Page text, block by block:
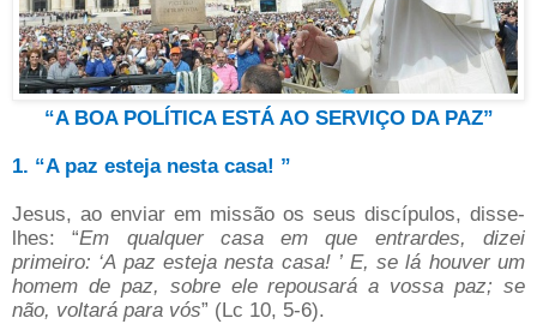
“A BOA POLÍTICA ESTÁ AO SERVIÇO DA PAZ”
1. “A paz esteja nesta casa! ”
Jesus, ao enviar em missão os seus discípulos, disse-
lhes: “Em qualquer casa em que entrardes, dizei
primeiro: ‘A paz esteja nesta casa! ’ E, se lá houver um
homem de paz, sobre ele repousará a vossa paz; se
não, voltará para vós” (Lc 10, 5-6).